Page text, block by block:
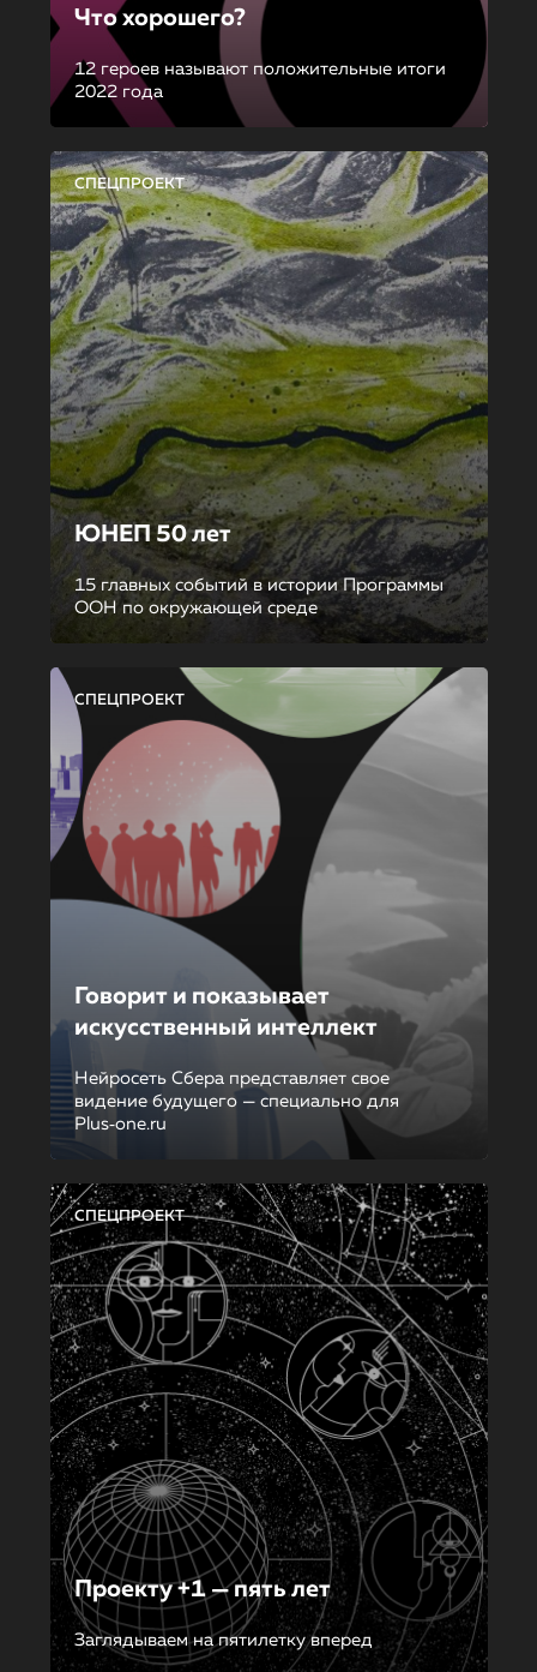
Что хорошего?
12 героев называют положительные итоги
2022 года
СПЕЦПРОЕКТ
ЮНЕП 50 лет
15 главных событий в истории Программы
ООН по окружающей среде
СПЕЦПРОЕКТ
Говорит и показывает
искусственный интеллект
Нейросеть Сбера представляет свое
видение будущего — специально для
Plus‑one.ru
СПЕЦПРОЕКТ
Проекту +1 — пять лет
Заглядываем на пятилетку вперед